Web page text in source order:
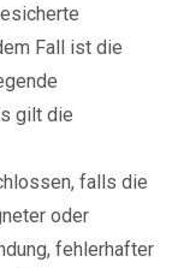
Fall ist die
gilt die
falls die
oder
fehlerhafter